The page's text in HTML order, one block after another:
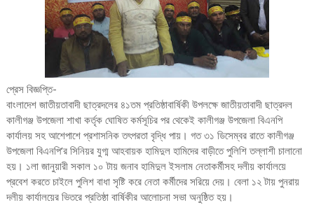
প্রেস বিজ্ঞপ্তি-
বাংলাদেশ জাতীয়তাবাদী ছাত্রদলের ৪১তম প্রতিষ্ঠাবার্ষিকী উপলক্ষে জাতীয়তাবাদী ছাত্রদল
কালীগঞ্জ উপজেলা শাখা কর্তৃক ঘোষিত কর্মসূচির পর থেকেই কালীগঞ্জ উপজেলা বিএনপি
কার্যালয় সহ আশেপাশে প্রশাসনিক তৎপরতা বৃদ্ধি পায়। গত ৩১ ডিসেম্বর রাতে কালীগঞ্জ
উপজেলা বিএনপি’র সিনিয়র যুগ্ম আহবায়ক হামিদুল হামিদের বাড়ীতে পুলিশি তল্লাশী চালানো
হয়। ১লা জানুয়ারী সকাল ১০ টায় জনাব হামিদুল ইসলাম নেতাকর্মীসহ দলীয় কার্যালয়ে
প্রবেশ করতে চাইলে পুলিশ বাধা সৃষ্টি করে নেতা কর্মীদের সরিয়ে দেয়। বেলা ১২ টায় পুনরায়
দলীয় কার্যালয়ের ভিতরে প্রতিষ্ঠা বার্ষিকীর আলোচনা সভা অনুষ্ঠিত হয়।